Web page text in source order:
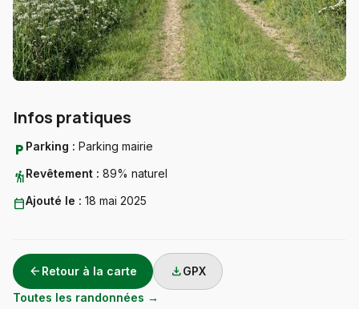
Infos pratiques
local_parking Parking : Parking mairie
hikingRevêtement : 89% naturel
calendar_todayAjouté le : 18 mai 2025
arrow_back Retour à la carte downloadGPX
Toutes les randonnées →